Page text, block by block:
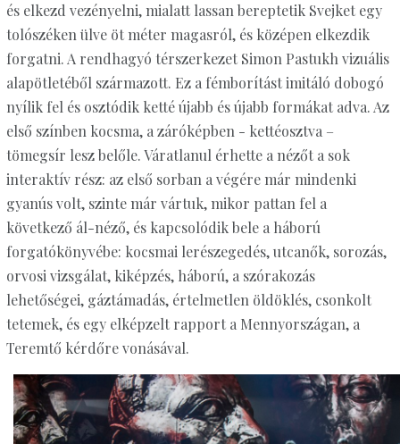
és elkezd vezényelni, mialatt lassan bereptetik Svejket egy
tolószéken ülve öt méter magasról, és középen elkezdik
forgatni. A rendhagyó térszerkezet Simon Pastukh vizuális
alapötletéből származott. Ez a fémborítást imitáló dobogó
nyílik fel és osztódik ketté újabb és újabb formákat adva. Az
első színben kocsma, a záróképben - kettéosztva –
tömegsír lesz belőle. Váratlanul érhette a nézőt a sok
interaktív rész: az első sorban a végére már mindenki
gyanús volt, szinte már vártuk, mikor pattan fel a
következő ál-néző, és kapcsolódik bele a háború
forgatókönyvébe: kocsmai lerészegedés, utcanők, sorozás,
orvosi vizsgálat, kiképzés, háború, a szórakozás
lehetőségei, gáztámadás, értelmetlen öldöklés, csonkolt
tetemek, és egy elképzelt rapport a Mennyországan, a
Teremtő kérdőre vonásával.